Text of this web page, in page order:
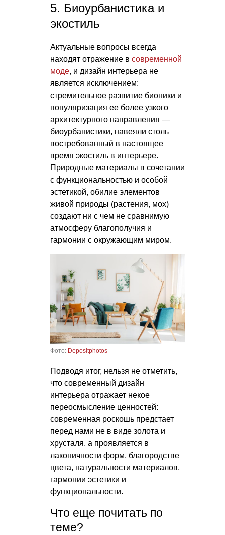
5. Биоурбанистика и
экостиль
Актуальные вопросы всегда
находят отражение в современной
моде, и дизайн интерьера не
является исключением:
стремительное развитие бионики и
популяризация ее более узкого
архитектурного направления —
биоурбанистики, навеяли столь
востребованный в настоящее
время экостиль в интерьере.
Природные материалы в сочетании
с функциональностью и особой
эстетикой, обилие элементов
живой природы (растения, мох)
создают ни с чем не сравнимую
атмосферу благополучия и
гармонии с окружающим миром.
Фото: Depositphotos
Подводя итог, нельзя не отметить,
что современный дизайн
интерьера отражает некое
переосмысление ценностей:
современная роскошь предстает
перед нами не в виде золота и
хрусталя, а проявляется в
лаконичности форм, благородстве
цвета, натуральности материалов,
гармонии эстетики и
функциональности.
Что еще почитать по
теме?